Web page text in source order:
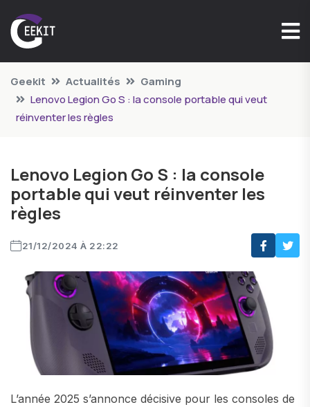
Geekit Actualités
Gaming
Lenovo Legion Go S : la console portable qui veut
réinventer les règles
Lenovo Legion Go S : la console
portable qui veut réinventer les
règles
21/12/2024 À 22:22
L’année 2025 s’annonce décisive pour les consoles de